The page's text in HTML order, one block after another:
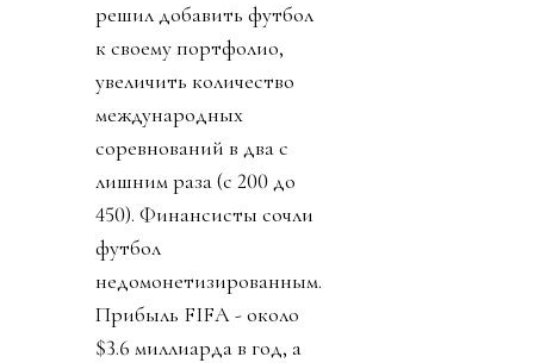
решил добавить футбол
к своему портфолио,
увеличить количество
международных
соревнований в два с
лишним раза (с 200 до
450). Финансисты сочли
футбол
недомонетизированным.
Прибыль FIFA - около
$3.6 миллиарда в год, а